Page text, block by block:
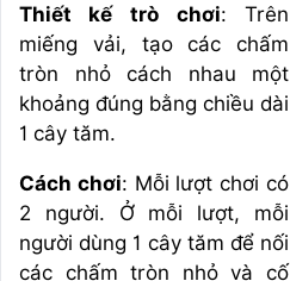
Thiết kế trò chơi: Trên
miếng vải, tạo các chấm
tròn nhỏ cách nhau một
khoảng đúng bằng chiều dài
1 cây tăm.
Cách chơi: Mỗi lượt chơi có
2 người. Ở mỗi lượt, mỗi
người dùng 1 cây tăm để nối
các chấm tròn nhỏ và cố